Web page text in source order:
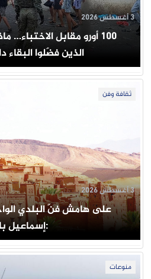
100 أورو مقابل
الذين فضّلوا
3 أغسطس 2026
ثقافة وفن
على هامش فنّ البلدي
:إسماعيل
3 أغسطس 2026
منوعات